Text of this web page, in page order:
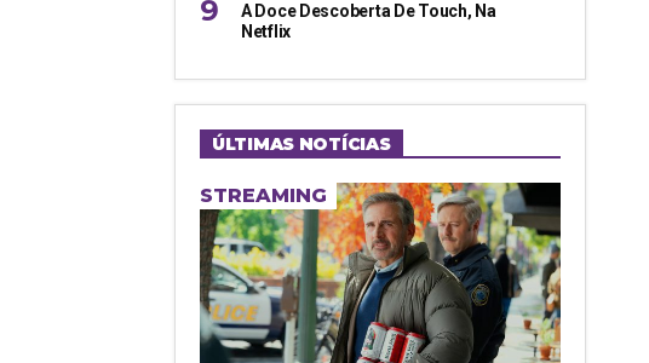
A Doce Descoberta De Touch, Na
Netflix
ÚLTIMAS NOTÍCIAS
STREAMING